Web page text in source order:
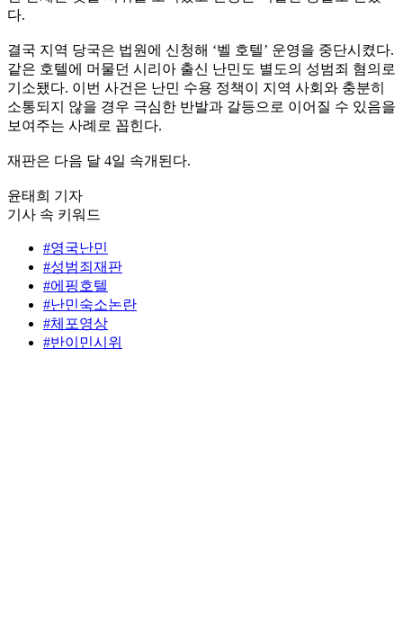
다.
결국 지역 당국은 법원에 신청해 ‘벨 호텔’ 운영을 중단시켰다.
같은 호텔에 머물던 시리아 출신 난민도 별도의 성범죄 혐의로
기소됐다. 이번 사건은 난민 수용 정책이 지역 사회와 충분히
소통되지 않을 경우 극심한 반발과 갈등으로 이어질 수 있음을
보여주는 사례로 꼽힌다.
재판은 다음 달 4일 속개된다.
윤태희 기자
기사 속 키워드
#영국난민
#성범죄재판
#에핑호텔
#난민숙소논란
#체포영상
#반이민시위